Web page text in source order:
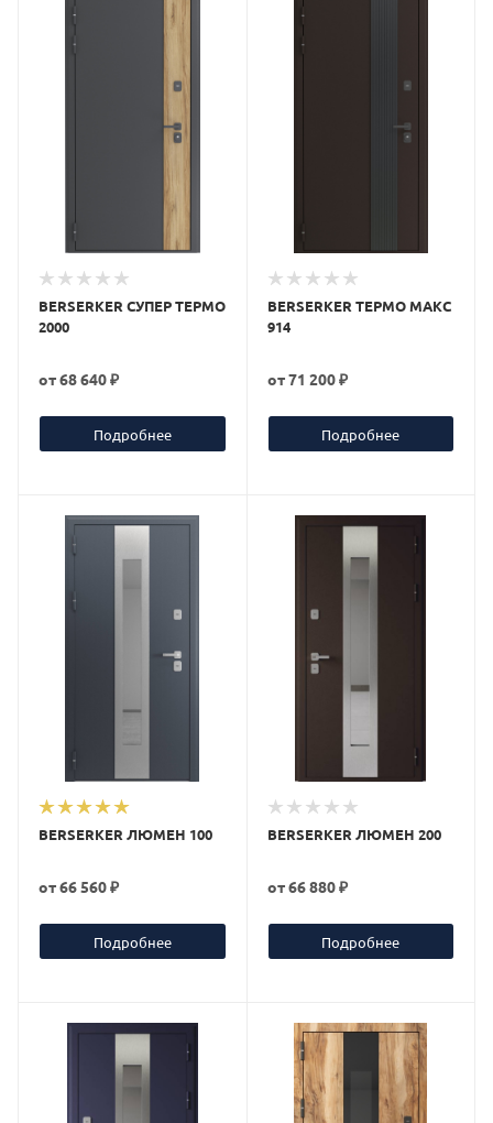
BERSERKER СУПЕР ТЕРМО
2000
от68 640 ₽
Подробнее
BERSERKER ТЕРМО МАКС
914
от71 200 ₽
Подробнее
BERSERKER ЛЮМЕН 100
от66 560 ₽
Подробнее
BERSERKER ЛЮМЕН 200
от66 880 ₽
Подробнее